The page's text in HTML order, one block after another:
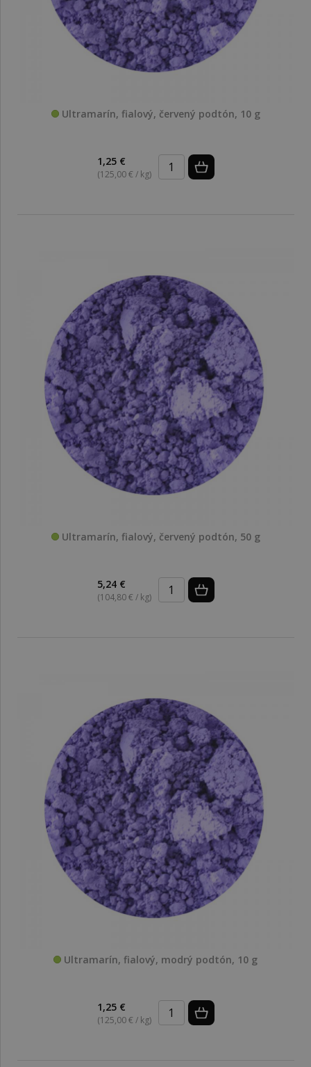
Ultramarín, fialový, červený podtón, 10 g
1,25 €
(125,00 € / kg)
Ultramarín, fialový, červený podtón, 50 g
5,24 €
(104,80 € / kg)
Ultramarín, fialový, modrý podtón, 10 g
1,25 €
(125,00 € / kg)